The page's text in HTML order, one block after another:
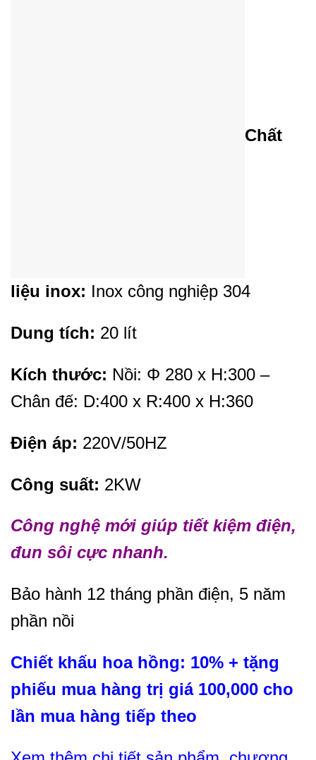
Chất
liệu inox: Inox công nghiệp 304
Dung tích: 20 lít
Kích thước: Nồi: Φ 280 x H:300 –
Chân đế: D:400 x R:400 x H:360
Điện áp: 220V/50HZ
Công suất: 2KW
Công nghệ mới giúp tiết kiệm điện,
đun sôi cực nhanh.
Bảo hành 12 tháng phần điện, 5 năm
phần nồi
Chiết khấu hoa hồng: 10% + tặng
phiếu mua hàng trị giá 100,000 cho
lần mua hàng tiếp theo